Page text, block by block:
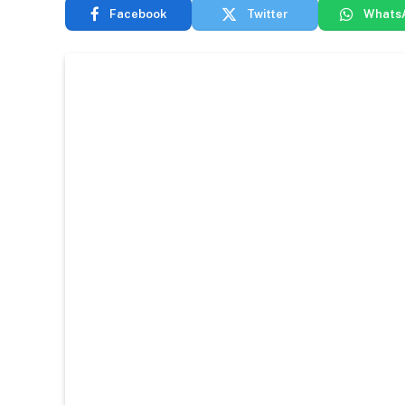
Facebook Twitter